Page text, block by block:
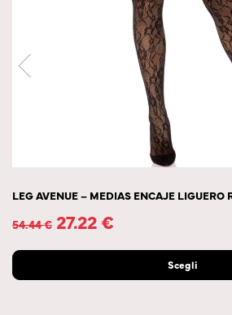
LEG AVENUE – MEDIAS ENCAJE LIGUERO
54.44€ 27.22€
Scegli